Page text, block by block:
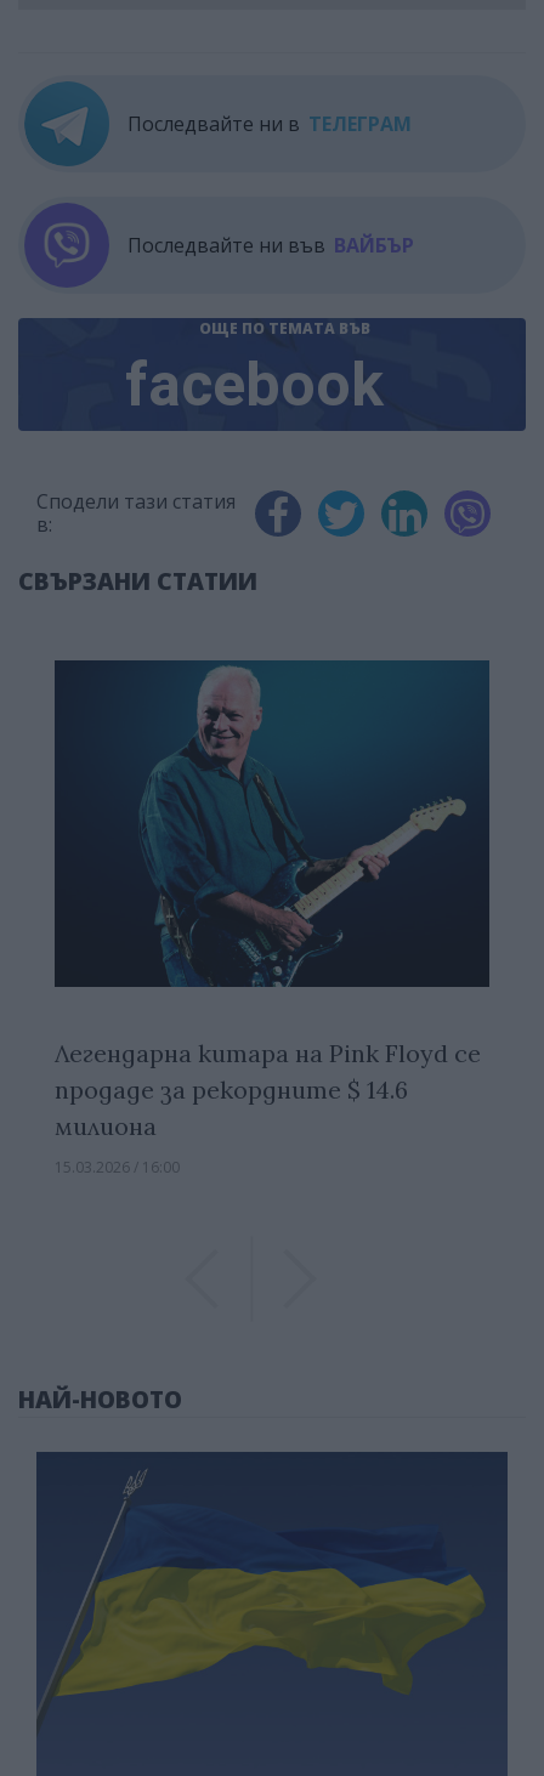
Последвайте ни в ТЕЛЕГРАМ
Последвайте ни във ВАЙБЪР
ОЩЕ ПО ТЕМАТА ВЪВ
facebook
Сподели тази статия
в:
СВЪРЗАНИ СТАТИИ
Легендарна китара на Pink Floyd се
продаде за рекордните $ 14.6
милиона
15.03.2026 / 16:00
НАЙ-НОВОТО